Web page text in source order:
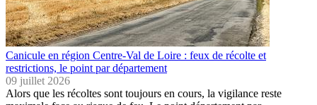
Canicule en région Centre-Val de Loire : feux de récolte et
restrictions, le point par département
09 juillet 2026
Alors que les récoltes sont toujours en cours, la vigilance reste